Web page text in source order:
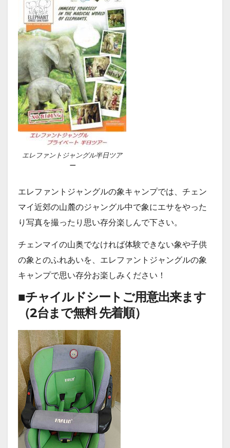
エレファントジャングル半日ツア
ー
エレファントジャングルの象キャンプでは、チェン
マイ近郊の山麓のジャングル中で象にエサをやった
り写真を撮ったり思い存分楽しんで下さい。
チェンマイの山奥でなければ体験できない象や子供
の象とのふれあいを、エレファントジャングルの象
キャンプで思い存分お楽しみください！
■チャイルドシートご用意出来ます
（2台まで無料先着順）